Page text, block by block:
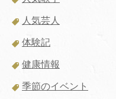
人気芸人
体験記
健康情報
季節のイベント